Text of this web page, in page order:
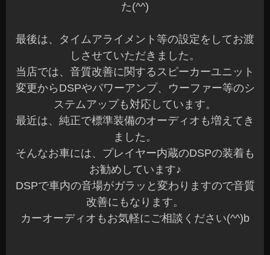
た(^^)
最後は、タイムアライメント等の設定をしてお渡
しさせていただきました。
当店では、音質改善に関するスピーカーユニット
変更からDSPやパワーアンプ、ウーファー等のシ
ステムアップも対応しています。
最近は、純正で標準装備のオーディオも増えてき
ました。
そんなお車には、プレイヤー内蔵のDSPの装着も
お勧めしています♪
DSPで車内の音場がガラッと変わりますので音質
改善にもなります。
カーオーディオもお気軽にご相談ください(^^)b